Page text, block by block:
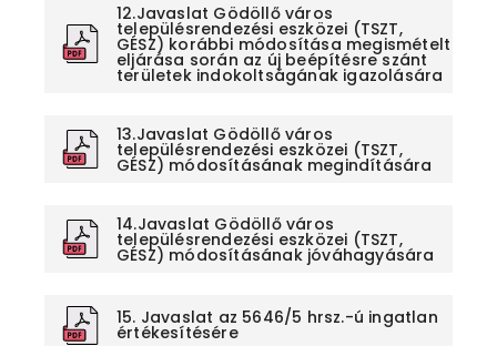
12.Javaslat Gödöllő város
településrendezési eszközei (TSZT,
GÉSZ) korábbi módosítása megismételt
eljárása során az új beépítésre szánt
területek indokoltságának igazolására
13.Javaslat Gödöllő város
településrendezési eszközei (TSZT,
GÉSZ) módosításának megindítására
14.Javaslat Gödöllő város
településrendezési eszközei (TSZT,
GÉSZ) módosításának jóváhagyására
15. Javaslat az 5646/5 hrsz.-ú ingatlan
értékesítésére